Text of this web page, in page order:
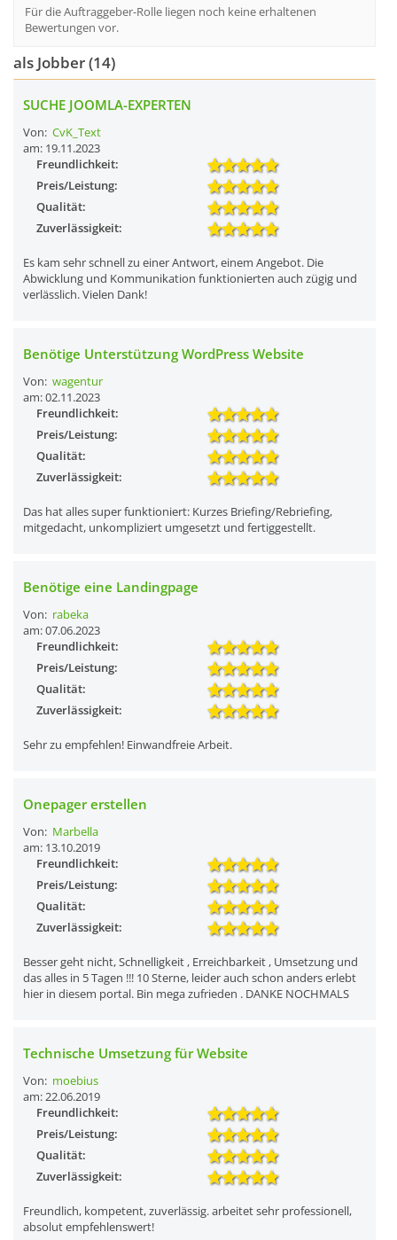
Für die Auftraggeber-Rolle liegen noch keine erhaltenen
Bewertungen vor.
als Jobber (14)
SUCHE JOOMLA-EXPERTEN
Von: CvK_Text
am: 19.11.2023
Freundlichkeit:
Preis/Leistung:
Qualität:
Zuverlässigkeit:
Es kam sehr schnell zu einer Antwort, einem Angebot. Die
Abwicklung und Kommunikation funktionierten auch zügig und
verlässlich. Vielen Dank!
Benötige Unterstützung WordPress Website
Von: wagentur
am: 02.11.2023
Freundlichkeit:
Preis/Leistung:
Qualität:
Zuverlässigkeit:
Das hat alles super funktioniert: Kurzes Briefing/Rebriefing,
mitgedacht, unkompliziert umgesetzt und fertiggestellt.
Benötige eine Landingpage
Von: rabeka
am: 07.06.2023
Freundlichkeit:
Preis/Leistung:
Qualität:
Zuverlässigkeit:
Sehr zu empfehlen! Einwandfreie Arbeit.
Onepager erstellen
Von: Marbella
am: 13.10.2019
Freundlichkeit:
Preis/Leistung:
Qualität:
Zuverlässigkeit:
Besser geht nicht, Schnelligkeit , Erreichbarkeit , Umsetzung und
das alles in 5 Tagen !!! 10 Sterne, leider auch schon anders erlebt
hier in diesem portal. Bin mega zufrieden . DANKE NOCHMALS
Technische Umsetzung für Website
Von: moebius
am: 22.06.2019
Freundlichkeit:
Preis/Leistung:
Qualität:
Zuverlässigkeit:
Freundlich, kompetent, zuverlässig. arbeitet sehr professionell,
absolut empfehlenswert!